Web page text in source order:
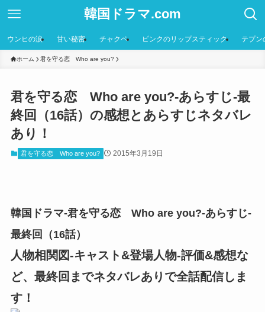
韓国ドラマ.com
ウンヒの涙 甘い秘密 チャクペ ピンクのリップスティック テプン
ホーム 君を守る恋 Who are you?
君を守る恋 Who are you?-あらすじ-最
終回（16話）の感想とあらすじネタバレ
あり！
君を守る恋 Who are you? 2015年3月19日
韓国ドラマ-君を守る恋 Who are you?-あらすじ-
最終回（16話）
人物相関図-キャスト&登場人物-評価&感想な
ど、最終回までネタバレありで全話配信しま
す！